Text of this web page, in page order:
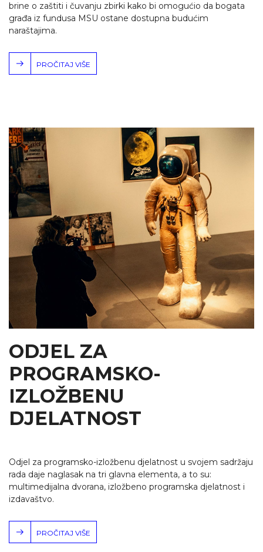
brine o zaštiti i čuvanju zbirki kako bi omogućio da bogata
građa iz fundusa MSU ostane dostupna budućim
naraštajima.
PROČITAJ VIŠE
ODJEL ZA
PROGRAMSKO-
IZLOŽBENU
DJELATNOST
Odjel za programsko-izložbenu djelatnost u svojem sadržaju
rada daje naglasak na tri glavna elementa, a to su:
multimedijalna dvorana, izložbeno programska djelatnost i
izdavaštvo.
PROČITAJ VIŠE